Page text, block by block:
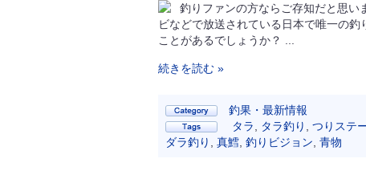
釣りファンの方ならご存知だと思い
ビなどで放送されている日本で唯一の
ことがあるでしょうか？ ...
続きを読む »
釣果・最新情報
タラ
タラ釣り つりステ
ダラ釣り
真鱈 釣りビジョン 青物